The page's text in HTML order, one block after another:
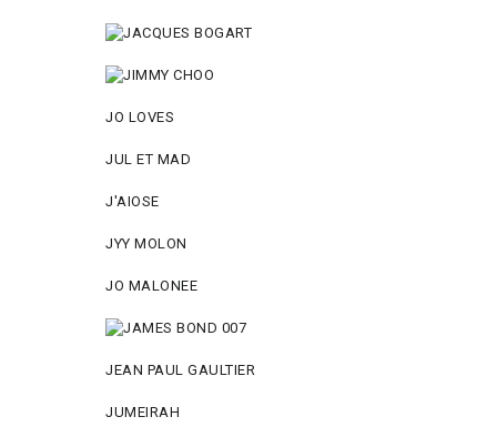
JO LOVES
JUL ET MAD
J'AIOSE
JYY МОLON
JO MАLОNEE
JEAN PAUL GAULTIER
JUMEIRAH